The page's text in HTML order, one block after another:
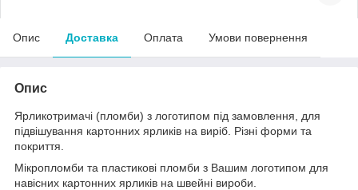
Опис Доставка Оплата Умови повернення
Опис
Ярликотримачі (пломби) з логотипом під замовлення, для
підвішування картонних ярликів на виріб. Різні форми та
покриття.
Мікропломби та пластикові пломби з Вашим логотипом для
навісних картонних ярликів на швейні вироби.